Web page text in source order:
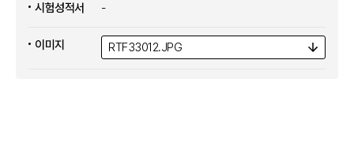
시험성적서 -
이미지 RTF33012.JPG